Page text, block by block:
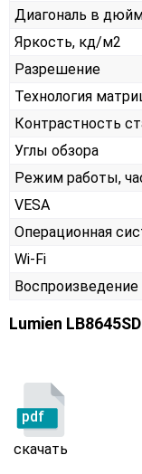
Диагональ в
Яркость, кд/м2
Разрешение
Технология
Контрастность
Углы обзора
Режим работы,
VESA
Операционная
Wi-Fi
Lumien
pdf
скачать